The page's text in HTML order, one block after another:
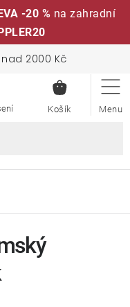
-20 % na zahradní
2000 Kč
KOŠÍK